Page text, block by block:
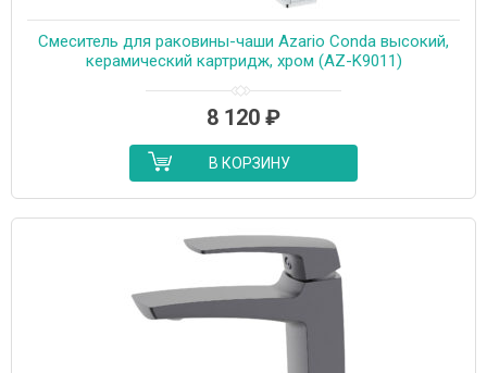
Смеситель для раковины-чаши Azario Conda высокий,
керамический картридж, хром (AZ-K9011)
8 120 ₽
В КОРЗИНУ